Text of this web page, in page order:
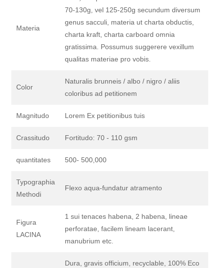
Materia
70-130g, vel 125-250g secundum diversum
genus sacculi, materia ut charta obductis,
charta kraft, charta carboard omnia
gratissima. Possumus suggerere vexillum
qualitas materiae pro vobis.
Color
Naturalis brunneis / albo / nigro / aliis
coloribus ad petitionem
Magnitudo Lorem Ex petitionibus tuis
Crassitudo Fortitudo: 70 - 110 gsm
quantitates 500- 500,000
Typographia
Methodi
Flexo aqua-fundatur atramento
Figura
LACINA
1 sui tenaces habena, 2 habena, lineae
perforatae, facilem lineam lacerant,
manubrium etc.
Dura, gravis officium, recyclable, 100% Eco